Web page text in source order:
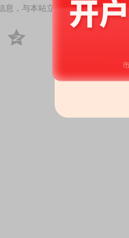
息，与本站立场无关，不构成投